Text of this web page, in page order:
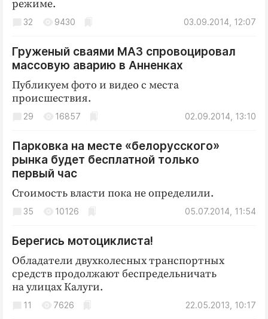
режиме.
03.09.2014, 12:07
32 9430
Груженый сваями МАЗ спровоцировал
массовую аварию в Анненках
Публикуем фото и видео с места
происшествия.
02.09.2014, 13:10
29 16857
Парковка на месте «белорусского»
рынка будет бесплатной только
первый час
Стоимость власти пока не определили.
05.07.2014, 11:54
35 10126
Берегись мотоциклиста!
Обладатели двухколесных транспортных
средств продолжают беспредельничать
на улицах Калуги.
22.05.2013, 10:17
11 7626